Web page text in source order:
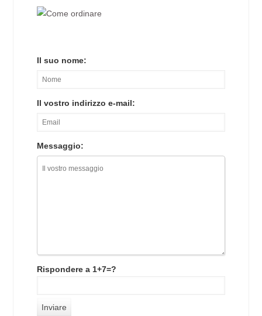
Il suo nome:
Il vostro indirizzo e-mail:
Messaggio:
Rispondere a 1+7=?